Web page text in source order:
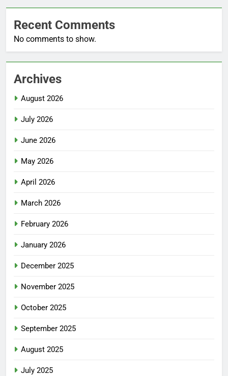
Recent Comments
No comments to show.
Archives
August 2026
July 2026
June 2026
May 2026
April 2026
March 2026
February 2026
January 2026
December 2025
November 2025
October 2025
September 2025
August 2025
July 2025